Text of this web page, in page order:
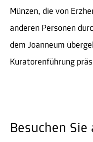
Münzen, die von
anderen Personen
dem Joanneum
Kuratorenführung
Besuchen Sie